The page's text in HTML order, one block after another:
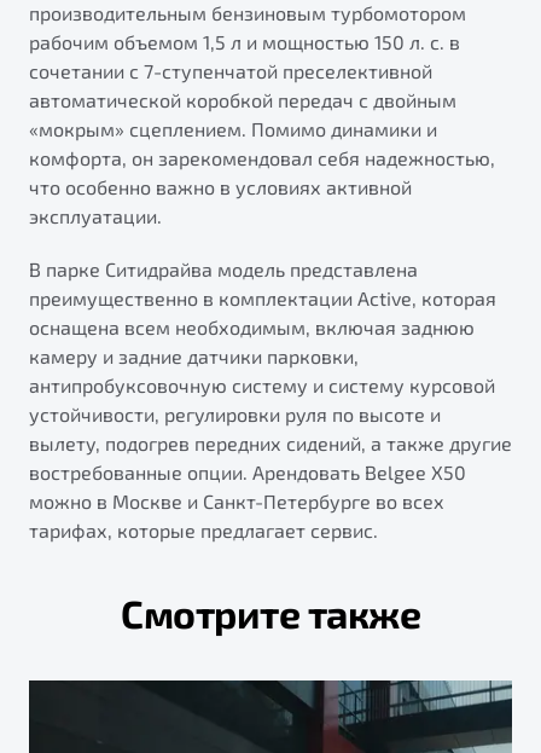
Обзор В наличии
производительным бензиновым турбомотором
рабочим объемом 1,5 л и мощностью 150 л. с. в
сочетании с 7-ступенчатой преселективной
автоматической коробкой передач с двойным
«мокрым» сцеплением. Помимо динамики и
комфорта, он зарекомендовал себя надежностью,
что особенно важно в условиях активной
эксплуатации.
В парке Ситидрайва модель представлена
преимущественно в комплектации Active, которая
оснащена всем необходимым, включая заднюю
камеру и задние датчики парковки,
антипробуксовочную систему и систему курсовой
устойчивости, регулировки руля по высоте и
вылету, подогрев передних сидений, а также другие
востребованные опции. Арендовать Belgee X50
можно в Москве и Санкт-Петербурге во всех
тарифах, которые предлагает сервис.
Смотрите также